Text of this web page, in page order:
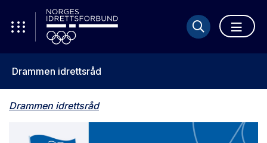
Drammen idrettsråd
Drammen idrettsråd